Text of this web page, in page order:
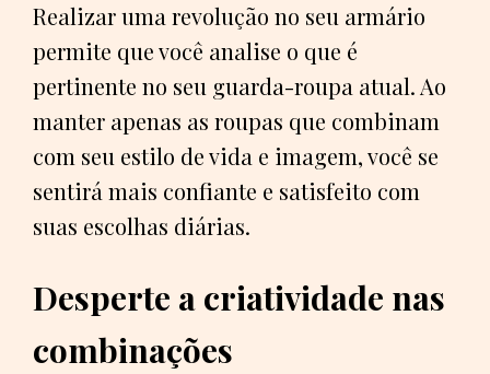
Realizar uma revolução no seu armário
permite que você analise o que é
pertinente no seu guarda-roupa atual. Ao
manter apenas as roupas que combinam
com seu estilo de vida e imagem, você se
sentirá mais confiante e satisfeito com
suas escolhas diárias.
Desperte a criatividade nas
combinações